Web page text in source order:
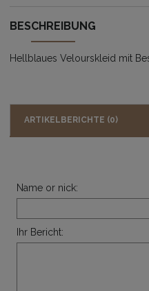
BESCHREIBUNG
Hellblaues Velourskleid mit
ARTIKELBERICHTE (0)
Name or nick:
Ihr Bericht: